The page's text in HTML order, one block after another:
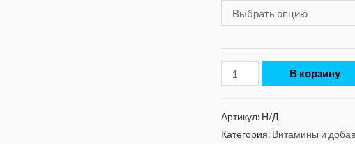
В корзину
Артикул: Н/Д
Категория: Витамины и